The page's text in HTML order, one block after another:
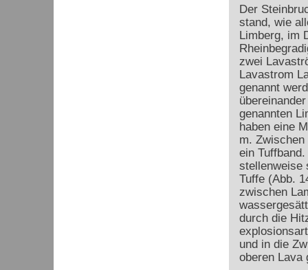
Der
stand, wie
Limberg, im
zwei
Lavastrom
genannt
genannten
haben eine
m.
ein
stellenweise
Tuffe (Abb.
zwischen
durch die
und in die
oberen Lava